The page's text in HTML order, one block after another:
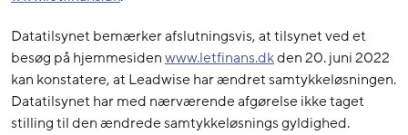
Datatilsynet bemærker afslutningsvis, at tilsynet ved et
besøg på hjemmesidenwww.letfinans.dkden 20. juni 2022
kan konstatere, at Leadwise har ændret samtykkeløsningen.
Datatilsynet har med nærværende afgørelse ikke taget
stilling til den ændrede samtykkeløsnings gyldighed.